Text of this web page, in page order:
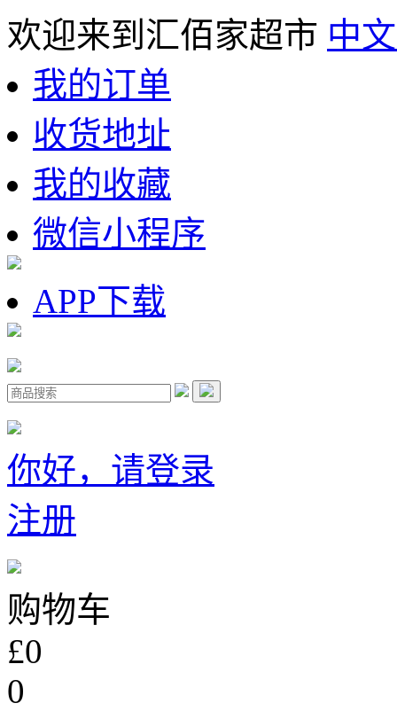
欢迎来到汇佰家超市 中
我的订单
收货地址
我的收藏
微信小程序
APP下载
你好，请登录
注册
购物车
£0
0